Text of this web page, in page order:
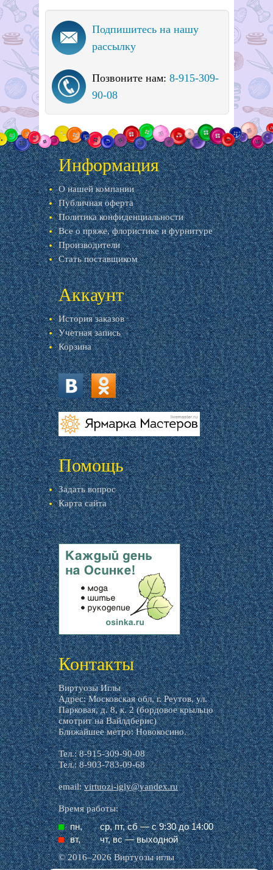
Подпишитесь на нашу
рассылку
Позвоните нам: 8-915-309-
90-08
Информация
О нашей компании
Публичная оферта
Политика конфиденциальности
Все о пряже, флористике и фурнитуре
Производители
Стать поставщиком
Аккаунт
История заказов
Учетная запись
Корзина
vk.com ok.ru
livemaster.ru
Помощь
Задать вопрос
Карта сайта
livemaster.ru
Контакты
Виртуозы Иглы
Адрес: Московская обл, г. Реутов, ул.
Парковая, д. 8, к. 2 (бордовое крыльцо
смотрит на Вайлдберис)
Ближайшее метро: Новокосино.
Тел.: 8-915-309-90-08
Тел.: 8-903-783-09-68
email:virtuozi-igly@yandex.ru
Время работы:
пн,
ср, пт, cб — с 9:30 до 14:00
вт,
чт, вс — выходной
© 2016–2026 Виртуозы иглы